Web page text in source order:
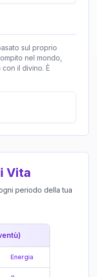
sul proprio
nel mondo,
il divino. È
Vita
periodo della tua
Energia